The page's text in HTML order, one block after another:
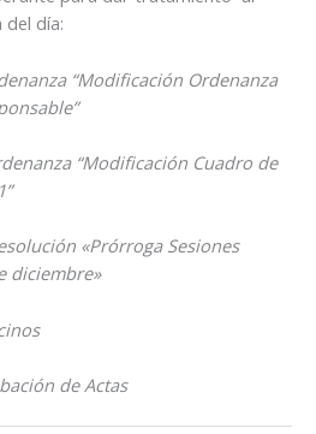
día:
“Modificación Ordenanza
“Modificación Cuadro de
«Prórroga Sesiones
diciembre»
de Actas